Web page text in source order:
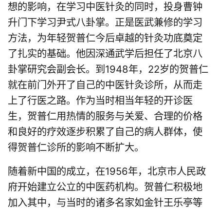
想的影响，在学习中医针灸的同时，投身曹钟
升门下学习尹式八卦掌。正是医武兼修的学习
方法，为年轻贺普仁今后卓越的针灸功底奠定
了扎实的基础。他因深通武学后担任了北京八
卦掌研究会副会长。到1948年，22岁的贺普仁
就在前门外开了自己的中医针灸诊所，从而走
上了行医之路。作为当时相当年轻的开诊医
生，贺普仁用热情的服务与关爱、合理的价格
和良好的疗效逐步积累了自己的病人群体，使
得贺普仁诊所的影响不断扩大。
随着新中国的成立，在1956年，北京市人民政
府开始建立公立的中医药机构。贺普仁积极地
加入其中，与当时的诸多名家如金针王乐亭等